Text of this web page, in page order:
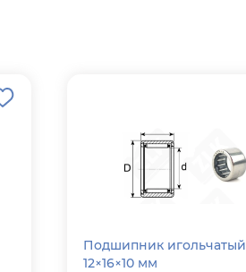
Подшипник игольчатый (HK1210)
12×16×10 мм